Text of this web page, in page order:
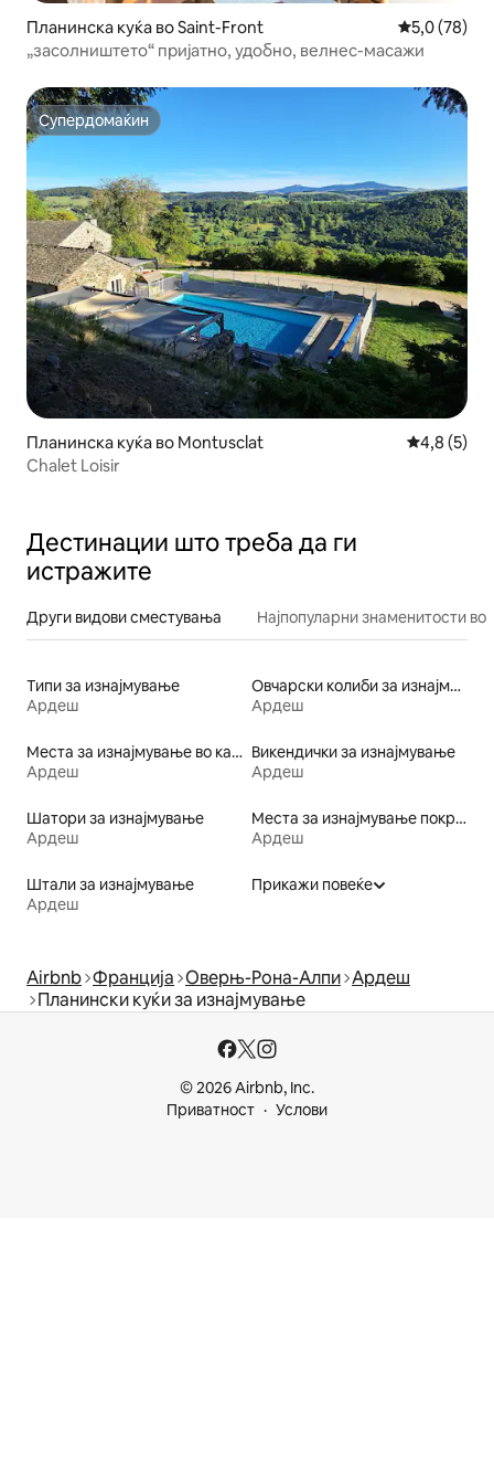
Планинска куќа во Saint-Front Просечна
5,0 (78)
„засолништето“ пријатно, удобно, велнес-масажи
Супердомаќин
Супердомаќин
Планинска куќа во Montusclat Просечна
4,8 (5)
Chalet Loisir
Дестинации што треба да ги
истражите
Други видови сместувања Најпопуларни знаменитости во
Типи за изнајмување
Ардеш
Овчарски колиби за изнајмување
Ардеш
Места за изнајмување во кампинг простор
Ардеш
Викендички за изнајмување
Ардеш
Шатори за изнајмување
Ардеш
Места за изнајмување покрај вода
Ардеш
Штали за изнајмување
Ардеш
Прикажи повеќе
Airbnb Франција Оверњ-Рона-Алпи Ардеш
Планински куќи за изнајмување
© 2026 Airbnb, Inc.
Приватност
Услови